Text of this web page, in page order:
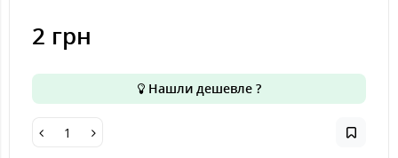
2 грн
Нашли дешевле ?